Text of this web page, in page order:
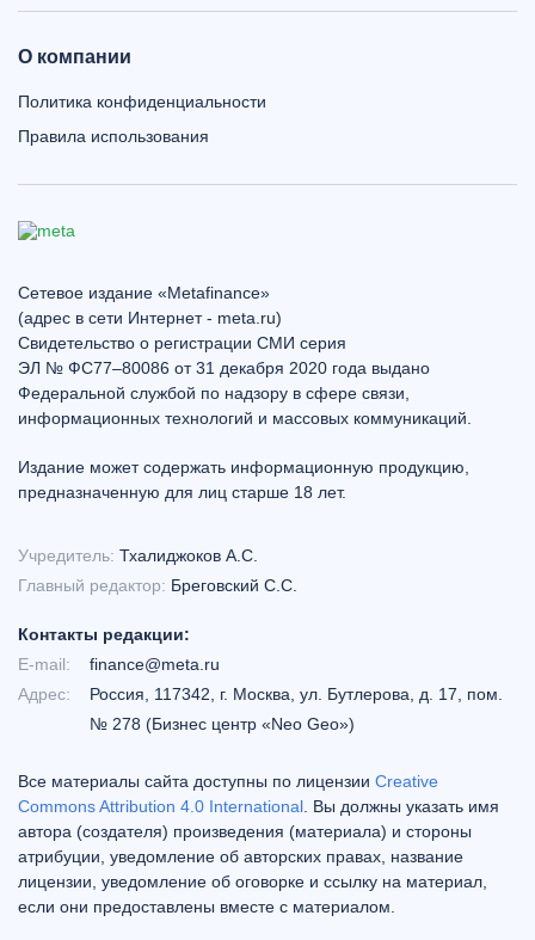
О компании
Политика конфиденциальности
Правила использования
Сетевое издание «Metafinance»
(адрес в сети Интернет - meta.ru)
Свидетельство о регистрации СМИ серия
ЭЛ № ФС77–80086 от 31 декабря 2020 года выдано
Федеральной службой по надзору в сфере связи,
информационных технологий и массовых коммуникаций.
Издание может содержать информационную продукцию,
предназначенную для лиц старше 18 лет.
Учредитель: Тхалиджоков А.С.
Главный редактор: Бреговский С.С.
Контакты редакции:
E-mail:
finance@meta.ru
Адрес:
Россия, 117342, г. Москва, ул. Бутлерова, д. 17, пом.
№ 278 (Бизнес центр «Neo Geo»)
Все материалы сайта доступны по лицензии Creative
Commons Attribution 4.0 International . Вы должны указать имя
автора (создателя) произведения (материала) и стороны
атрибуции, уведомление об авторских правах, название
лицензии, уведомление об оговорке и ссылку на материал,
если они предоставлены вместе с материалом.